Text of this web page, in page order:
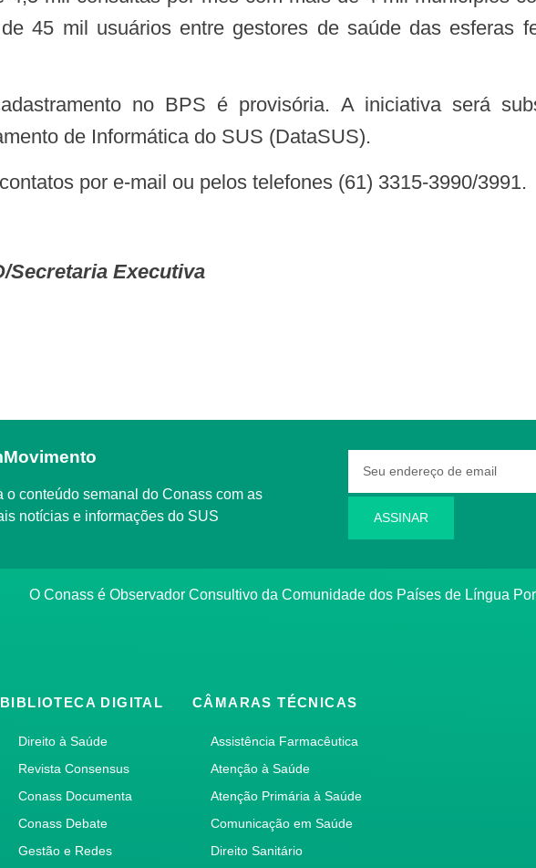
45 mil usuários entre gestores de saúde das esferas
de Informática do SUS (DataSUS).
por e-mail ou pelos telefones (61) 3315-3990/3991.
Secretaria Executiva
notícias e informações do SUS
ASSINAR
O Conass é Observador Consultivo da Comunidade dos Países de Língua
BIBLIOTECA DIGITAL
Direito à Saúde
Revista Consensus
Conass Documenta
Conass Debate
Gestão e Redes
CÂMARAS TÉCNICAS
Assistência Farmacêutica
Atenção à Saúde
Atenção Primária à Saúde
Comunicação em Saúde
Direito Sanitário